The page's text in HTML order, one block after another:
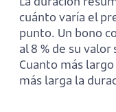
cuánto varía el
punto. Un bono
al 8 % de su
Cuanto más
más larga la